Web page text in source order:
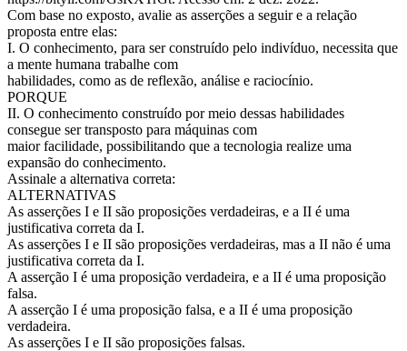
Com base no exposto, avalie as asserções a seguir e a relação
proposta entre elas:
I. O conhecimento, para ser construído pelo indivíduo, necessita que
a mente humana trabalhe com
habilidades, como as de reflexão, análise e raciocínio.
PORQUE
II. O conhecimento construído por meio dessas habilidades
consegue ser transposto para máquinas com
maior facilidade, possibilitando que a tecnologia realize uma
expansão do conhecimento.
Assinale a alternativa correta:
ALTERNATIVAS
As asserções I e II são proposições verdadeiras, e a II é uma
justificativa correta da I.
As asserções I e II são proposições verdadeiras, mas a II não é uma
justificativa correta da I.
A asserção I é uma proposição verdadeira, e a II é uma proposição
falsa.
A asserção I é uma proposição falsa, e a II é uma proposição
verdadeira.
As asserções I e II são proposições falsas.